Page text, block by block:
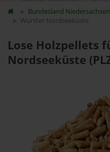
Bundesland Niedersachsen
Wurster Nordseeküste
Lose Holzpellets
Nordseeküste